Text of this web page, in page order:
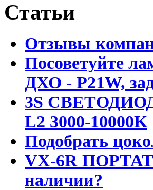
Статьи
Отзывы
Посоветуйте
ДХО - P21W,
3S
L2 3000-10000K
Подобрать
VX-6R
наличии?